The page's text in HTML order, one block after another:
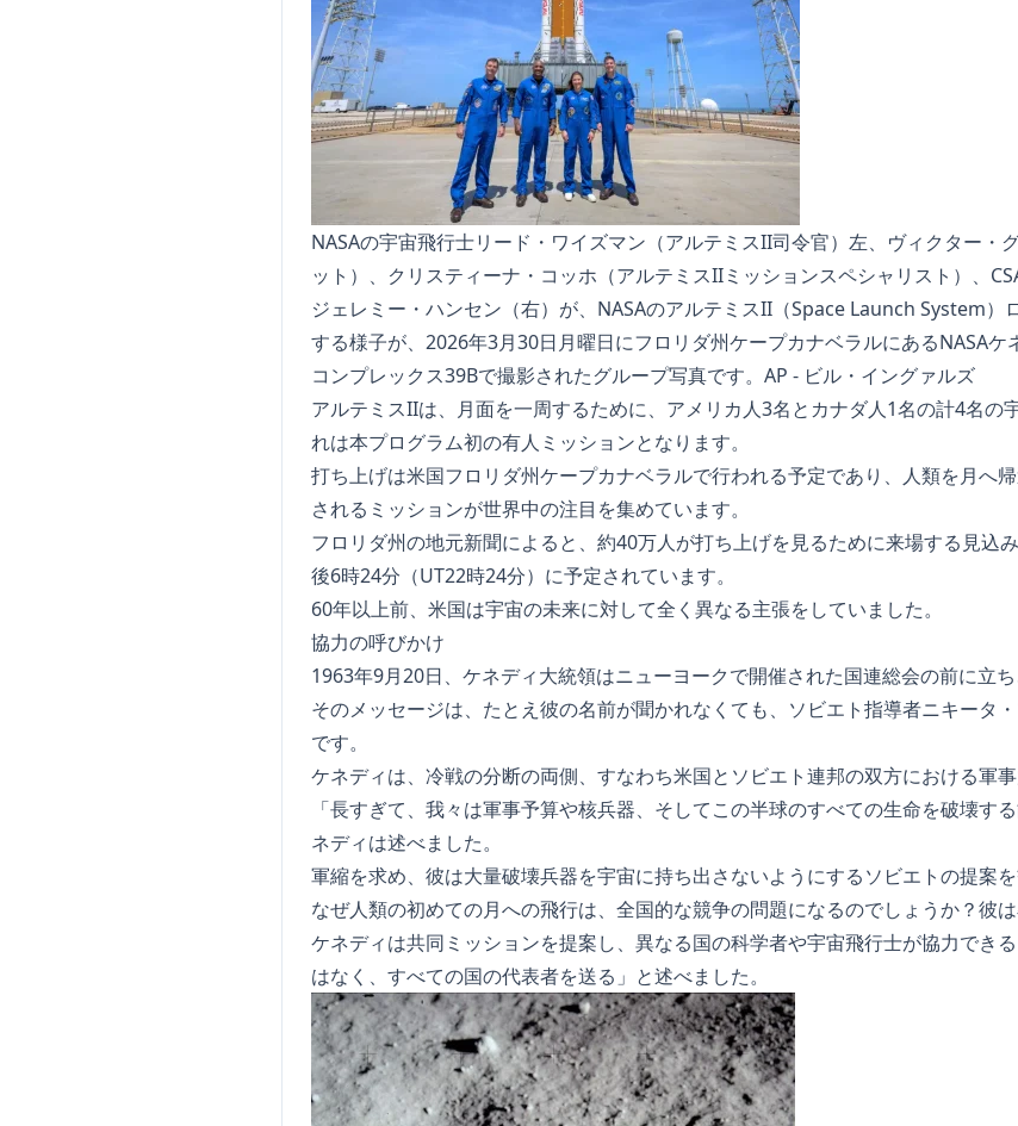
NASAの宇宙飛行士リード・ワイズマン（アルテミスII司令官）左、ヴィクター・
ット）、クリスティーナ・コッホ（アルテミスIIミッションスペシャリスト）、
ジェレミー・ハンセン（右）が、NASAのアルテミスII（Space Launch System）
する様子が、2026年3月30日月曜日にフロリダ州ケープカナベラルにあるNASAケ
コンプレックス39Bで撮影されたグループ写真です。AP - ビル・イングァルズ
アルテミスIIは、月面を一周するために、アメリカ人3名とカナダ人1名の計4名の
れは本プログラム初の有人ミッションとなります。
打ち上げは米国フロリダ州ケープカナベラルで行われる予定であり、人類を月へ
されるミッションが世界中の注目を集めています。
フロリダ州の地元新聞によると、約40万人が打ち上げを見るために来場する見込
後6時24分（UT22時24分）に予定されています。
60年以上前、米国は宇宙の未来に対して全く異なる主張をしていました。
協力の呼びかけ
1963年9月20日、ケネディ大統領はニューヨークで開催された国連総会の前に
そのメッセージは、たとえ彼の名前が聞かれなくても、ソビエト指導者ニキータ
です。
ケネディは、冷戦の分断の両側、すなわち米国とソビエト連邦の双方における軍事
「長すぎて、我々は軍事予算や核兵器、そしてこの半球のすべての生命を破壊す
ネディは述べました。
軍縮を求め、彼は大量破壊兵器を宇宙に持ち出さないようにするソビエトの提案を
なぜ人類の初めての月への飛行は、全国的な競争の問題になるのでしょうか？彼は
ケネディは共同ミッションを提案し、異なる国の科学者や宇宙飛行士が協力でき
はなく、すべての国の代表者を送る」と述べました。